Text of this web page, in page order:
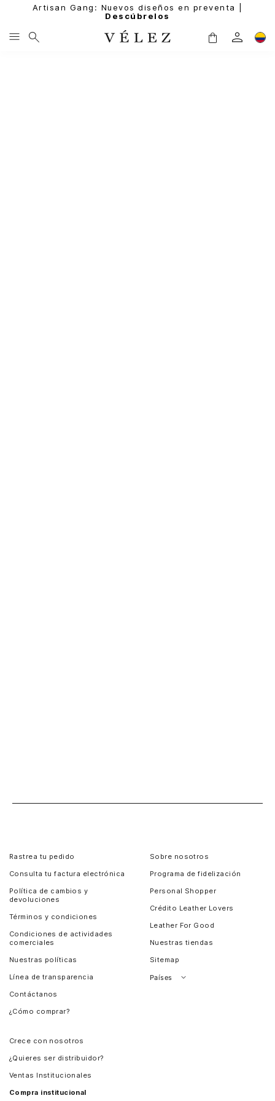
Artisan Gang: Nuevos diseños en preventa |
Descúbrelos
Rastrea tu pedido
Consulta tu factura electrónica
Política de cambios y
devoluciones
Términos y condiciones
Condiciones de actividades
comerciales
Nuestras políticas
Línea de transparencia
Contáctanos
¿Cómo comprar?
Sobre nosotros
Programa de fidelización
Personal Shopper
Crédito Leather Lovers
Leather For Good
Nuestras tiendas
Sitemap
Países
Crece con nosotros
¿Quieres ser distribuidor?
Ventas Institucionales
Compra institucional